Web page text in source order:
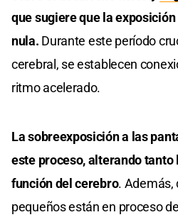
que sugiere que la
nula. Durante este período
cerebral, se establecen
ritmo acelerado.
La sobreexposición a las
este proceso, alterando
función del cerebro. Además,
pequeños están en proceso